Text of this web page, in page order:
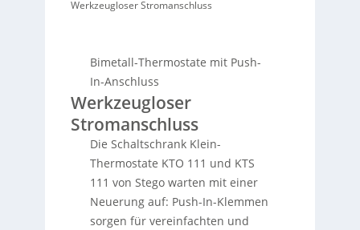
Werkzeugloser Stromanschluss
Bimetall-Thermostate mit Push-
In-Anschluss
Werkzeugloser
Stromanschluss
Die Schaltschrank Klein-
Thermostate KTO 111 und KTS
111 von Stego warten mit einer
Neuerung auf: Push-In-Klemmen
sorgen für vereinfachten und